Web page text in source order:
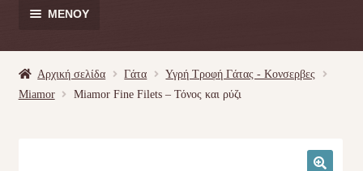
πλοήγησηΜΕΝΟΎ
Αρχική σελίδα Γάτα
Υγρή Τροφή Γάτας - Kονσερβες
Miamor
Miamor Fine Filets – Τόνος και ρύζι